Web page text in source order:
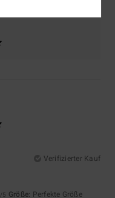
Verifizierter Kauf
/5 Größe: Perfekte Größe